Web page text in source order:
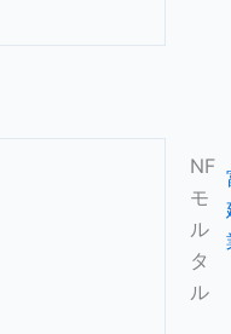
NF
モ
ル
タ
ル